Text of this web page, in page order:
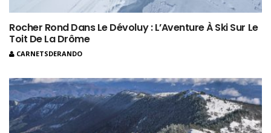
Rocher Rond Dans Le Dévoluy : L’Aventure À Ski Sur Le
Toit De La Drôme
CARNETSDERANDO